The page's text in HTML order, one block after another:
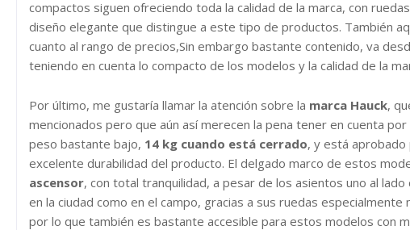
compactos siguen ofreciendo toda la calidad de la marca, con
diseño elegante que distingue a este tipo de productos. También
cuanto al rango de precios,Sin embargo bastante contenido, va
teniendo en cuenta lo compacto de los modelos y la calidad de la
Por último, me gustaría llamar la atención sobre la marca Hauck,
mencionados pero que aún así merecen la pena tener en cuenta
peso bastante bajo, 14 kg cuando está cerrado, y está aprobado
excelente durabilidad del producto. El delgado marco de estos
ascensor, con total tranquilidad, a pesar de los asientos uno al
en la ciudad como en el campo, gracias a sus ruedas
por lo que también es bastante accesible para estos modelos con